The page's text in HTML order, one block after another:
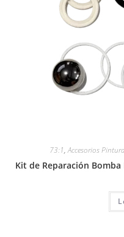
73:1,Accesorios Pintura
Kit de Reparación Bomba